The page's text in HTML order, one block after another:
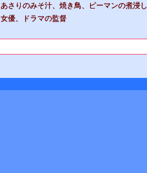
あさりのみそ汁、焼き鳥、ピーマンの煮浸し
女優、ドラマの監督